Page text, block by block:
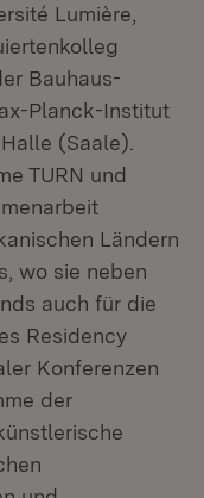
Lumière,
Bauhaus-
Planck-Institut
(Saale).
TURN und
Ländern
wo sie neben
auch für die
Residency
Konferenzen
der